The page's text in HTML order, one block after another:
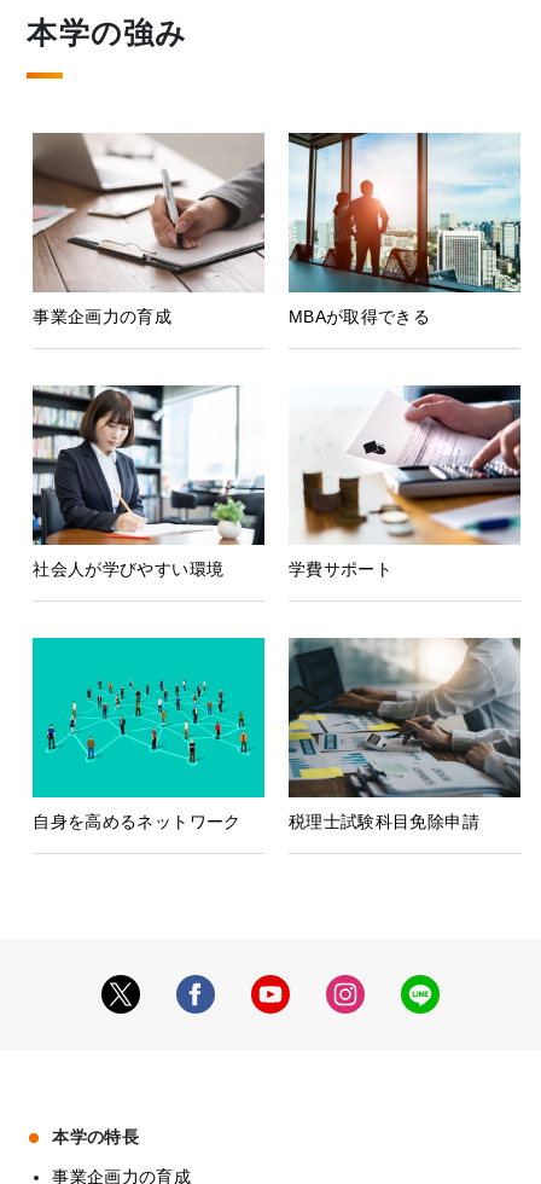
本学の強み
事業企画力の育成 MBAが取得できる
社会人が学びやすい環境 学費サポート
自身を高めるネットワーク 税理士試験科目免除申請
本学の特長
事業企画力の育成